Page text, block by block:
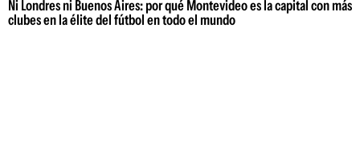
Ni Londres ni Buenos Aires: por qué Montevideo es la capital con más
clubes en la élite del fútbol en todo el mundo